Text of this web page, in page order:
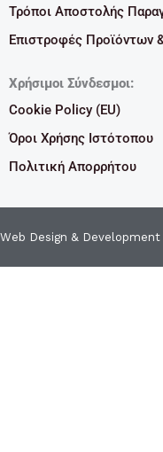
Τρόποι Αποστολής
Επιστροφές Προϊόντων
Χρήσιμοι Σύνδεσμοι:
Cookie Policy (EU)
Όροι Χρήσης Ιστότοπου
Πολιτική Απορρήτου
Web Design & Development